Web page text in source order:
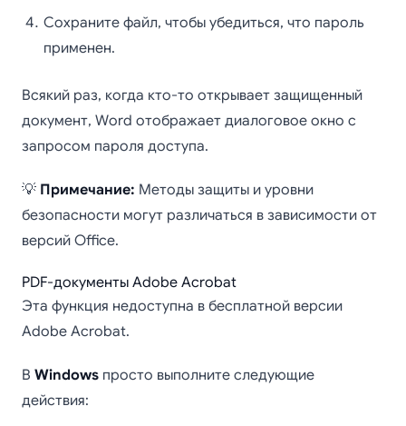
Сохраните файл, чтобы убедиться, что пароль
применен.
Всякий раз, когда кто-то открывает защищенный
документ, Word отображает диалоговое окно с
запросом пароля доступа.
💡 Примечание: Методы защиты и уровни
безопасности могут различаться в зависимости от
версий Office.
PDF-документы Adobe Acrobat
Эта функция недоступна в бесплатной версии
Adobe Acrobat.
В Windows просто выполните следующие
действия: